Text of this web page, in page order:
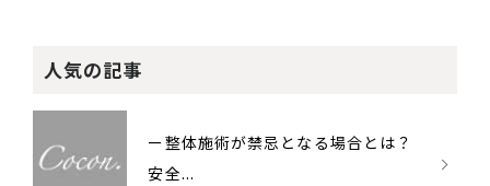
人気の記事
ー整体施術が禁忌となる場合とは？
安全...